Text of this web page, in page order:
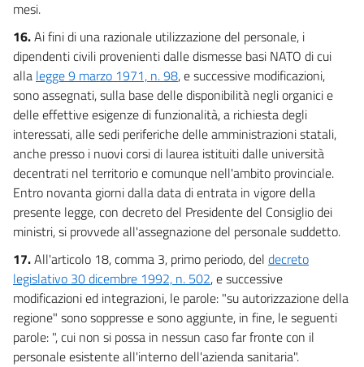
mesi.
16.Ai fini di una razionale utilizzazione del personale, i
dipendenti civili provenienti dalle dismesse basi NATO di cui
alla legge 9 marzo 1971, n. 98, e successive modificazioni,
sono assegnati, sulla base delle disponibilità negli organici e
delle effettive esigenze di funzionalità, a richiesta degli
interessati, alle sedi periferiche delle amministrazioni statali,
anche presso i nuovi corsi di laurea istituiti dalle università
decentrati nel territorio e comunque nell'ambito provinciale.
Entro novanta giorni dalla data di entrata in vigore della
presente legge, con decreto del Presidente del Consiglio dei
ministri, si provvede all'assegnazione del personale suddetto.
17.All'articolo 18, comma 3, primo periodo, del decreto
legislativo 30 dicembre 1992, n. 502, e successive
modificazioni ed integrazioni, le parole: "su autorizzazione della
regione" sono soppresse e sono aggiunte, in fine, le seguenti
parole: ", cui non si possa in nessun caso far fronte con il
personale esistente all'interno dell'azienda sanitaria".